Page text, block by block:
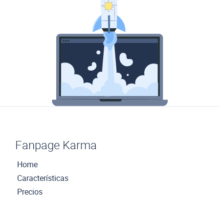
Fanpage Karma
Home
Características
Precios